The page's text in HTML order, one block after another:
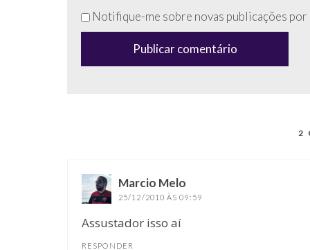
preencha
esse
Notifique-me sobre novas publicações por
2
Marcio Melo
25/12/2010 ÀS 09:59
Assustador isso aí
RESPONDER